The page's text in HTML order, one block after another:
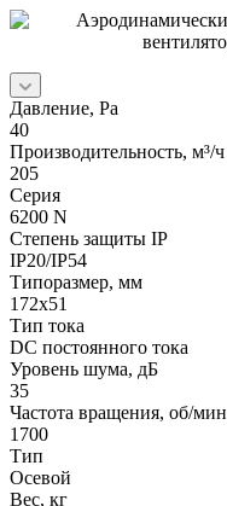
Давление, Pa
40
Производительность, м³/ч
205
Серия
6200 N
Степень защиты IP
IP20/IP54
Типоразмер, мм
172x51
Тип тока
DC постоянного тока
Уровень шума, дБ
35
Частота вращения, об/мин
1700
Тип
Осевой
Вес, кг